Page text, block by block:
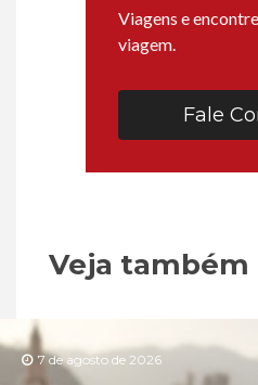
Viagens e
viagem.
Fale
Veja também
7 de agosto de 2026